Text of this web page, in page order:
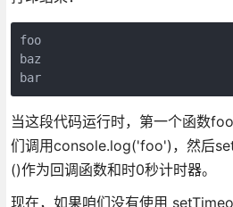
foo
baz
bar
当这段代码运行时，第一个函数
们调用console.log('foo')，然后
()作为回调函数和时0秒计时器。
现在，如果咱们没有使用